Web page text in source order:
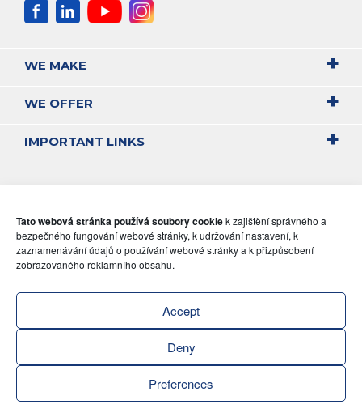
Tato webová stránka používá soubory cookiek zajištění správného a
bezpečného fungování webové stránky, k udržování nastavení, k
zaznamenávání údajů o používání webové stránky a k přizpůsobení
zobrazovaného reklamního obsahu.
Accept
Deny
Preferences
WE MAKE
WE OFFER
IMPORTANT LINKS